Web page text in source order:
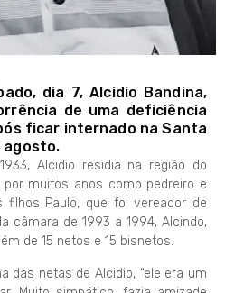
dia 7, Alcidio Bandina,
de uma deficiência
ficar internado na Santa
agosto.
Alcidio residia na região do
por muitos anos como pedreiro e
filhos Paulo, que foi vereador de
câmara de 1993 a 1994, Alcindo,
de 15 netos e 15 bisnetos.
das netas de Alcidio, “ele era um